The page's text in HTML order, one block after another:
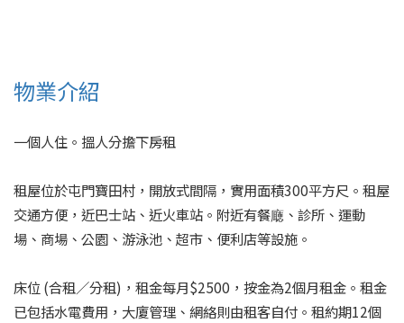
物業介紹
一個人住。搵人分擔下房租
租屋位於屯門寶田村，開放式間隔，實用面積300平方尺。租屋
交通方便，近巴士站、近火車站。附近有餐廰、診所、運動
場、商場、公園、游泳池、超市、便利店等設施。
床位 (合租／分租)，租金每月$2500，按金為2個月租金。租金
已包括水電費用，大廈管理、網絡則由租客自付。租約期12個